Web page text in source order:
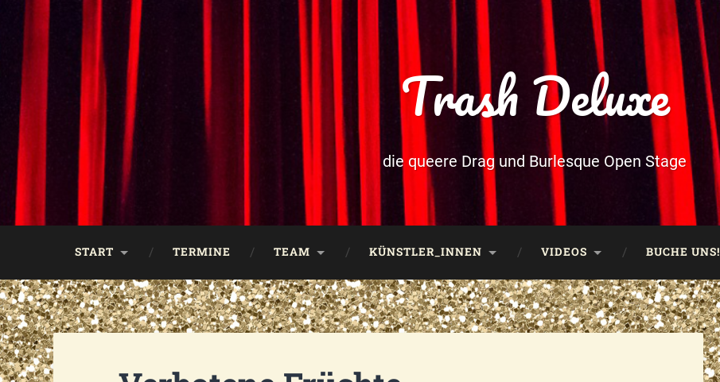
Trash Deluxe
die queere Drag und Burlesque Open Stage
START TERMINE TEAM KÜNSTLER_INNEN VIDEOS BUCHE UNS!